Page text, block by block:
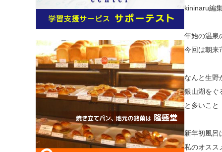
kininaru編
年始の温泉
今回は朝来
なんと生野
銀山湖をぐ
と多いこと
新年初風呂
私のオスス